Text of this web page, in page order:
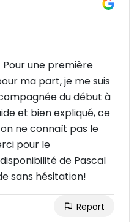
une première
ma part, je me suis
du début à
et bien expliqué, ce
ne connaît pas le
pour le
de Pascal
sans hésitation!
Report